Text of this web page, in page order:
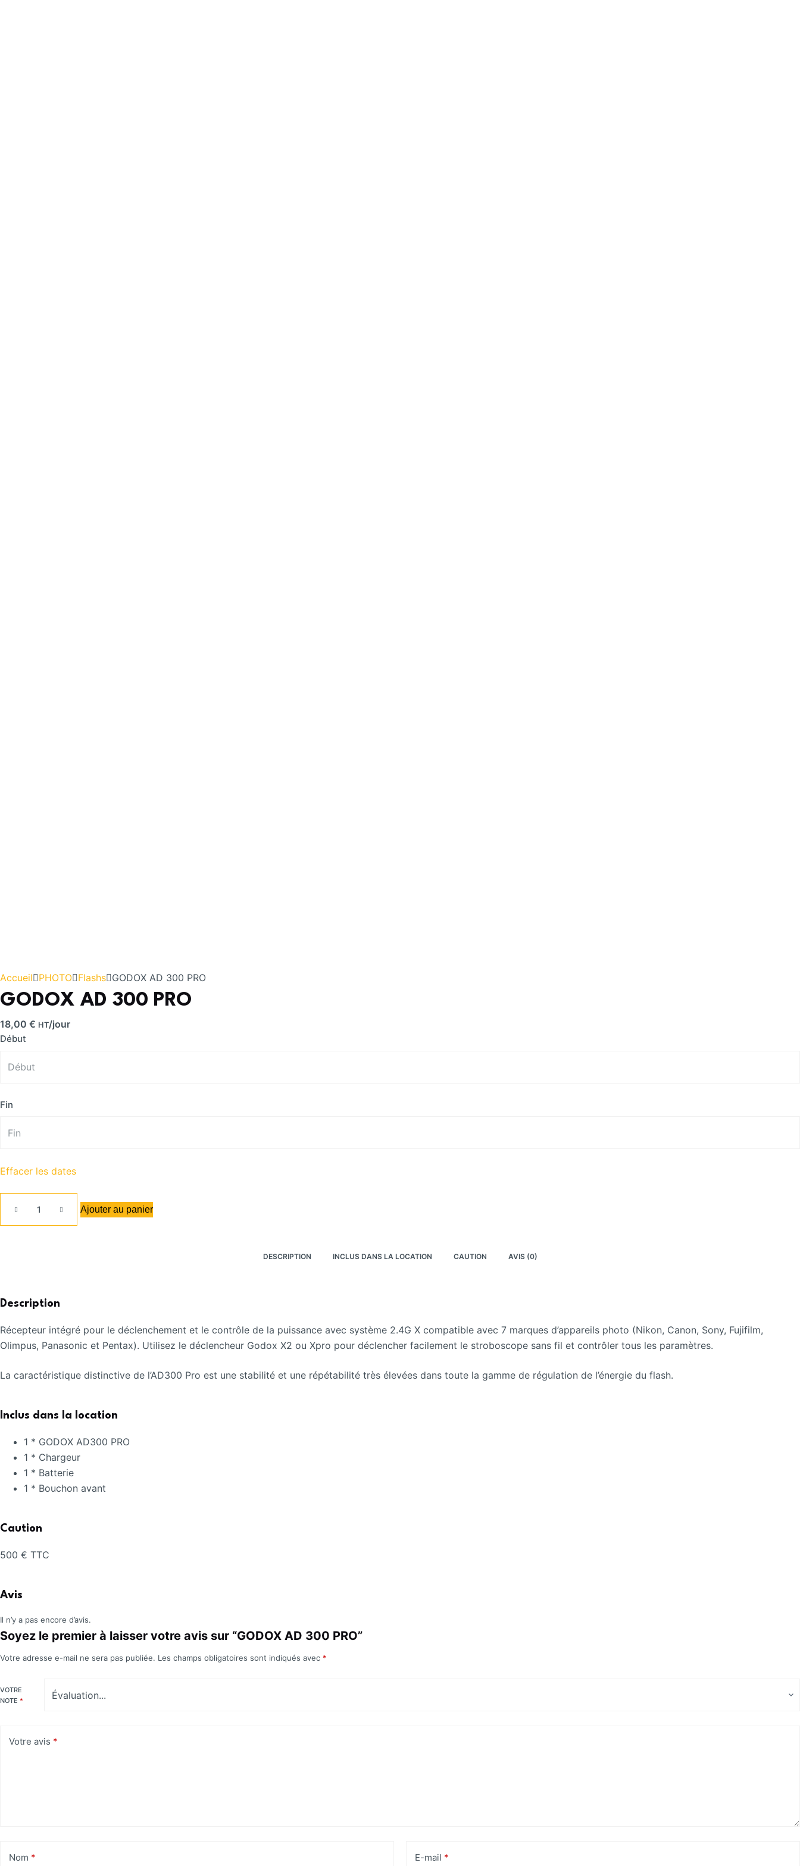
Accueil PHOTO Flashs GODOX AD 300 PRO
GODOX AD 300 PRO
18,00 € HT/jour
Début
Fin
Effacer les dates
Ajouter au panier
DESCRIPTION INCLUS DANS LA LOCATION CAUTION AVIS (0)
Description
Récepteur intégré pour le déclenchement et le contrôle de la puissance avec système 2.4G X compatible avec 7 marques d’appareils photo (Nikon, Canon, Sony, Fujifilm,
Olimpus, Panasonic et Pentax). Utilisez le déclencheur Godox X2 ou Xpro pour déclencher facilement le stroboscope sans fil et contrôler tous les paramètres.
La caractéristique distinctive de l’AD300 Pro est une stabilité et une répétabilité très élevées dans toute la gamme de régulation de l’énergie du flash.
Inclus dans la location
1 * GODOX AD300 PRO
1 * Chargeur
1 * Batterie
1 * Bouchon avant
Caution
500 € TTC
Avis
Il n’y a pas encore d’avis.
Soyez le premier à laisser votre avis sur “GODOX AD 300 PRO”
Votre adresse e-mail ne sera pas publiée. Les champs obligatoires sont indiqués avec *
VOTRE
NOTE *
Votre avis *
Nom * E-mail *